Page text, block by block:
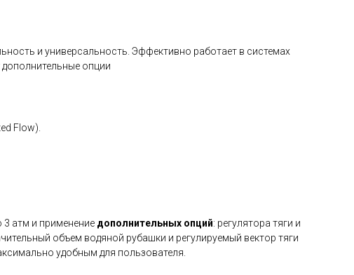
и универсальность. Эффективно работает в системах
опции
Flow).
3 атм и применение дополнительных опций: регулятора тяги и
объем водяной рубашки и регулируемый вектор тяги
удобным для пользователя.